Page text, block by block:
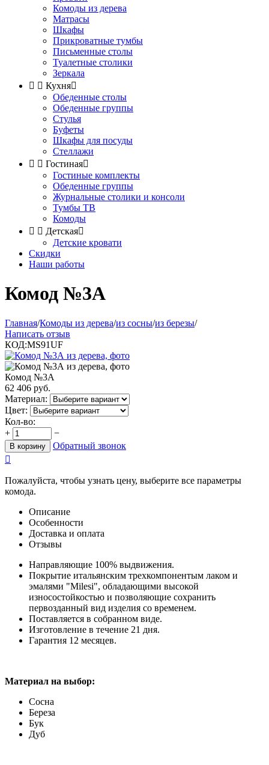
Комоды из дерева
Матрасы
Шкафы
Прикроватные тумбы
Письменные столы
Туалетные столики
Зеркала
  Кухня
Обеденные столы
Обеденные группы
Стулья
Буфеты
Шкафы для посуды
Стеллажи
  Гостиная
Гостиные комплекты
Обеденные группы
Журнальные столики и консоли
Тумбы ТВ
Комоды
  Детская
Детские кровати
Скидки
Наши работы
Комод №3А
Главная/Комоды из дерева/из сосны/из березы/
Написать отзыв
КОД:MS91UF
Комод №3А
62 406 руб.
Материал:
Цвет:
Кол-во:
+
−
В корзину
Обратный звонок

Пожалуйста, чтобы узнать цену, выберите все параметры
комода.
Описание
Особенности
Доставка и оплата
Отзывы
Направляющие 100% выдвижения.
Покрытие итальянским трехкомпонентым лаком и
эмалями "Milesi", обладающими высокой
износостойкостью и позволяющие сохранить
первозданный вид изделия со временем.
Поставляется в собранном виде.
Изготовление в течение 21 дня.
Гарантия 12 месяцев.
Материал на выбор:
Сосна
Береза
Бук
Дуб